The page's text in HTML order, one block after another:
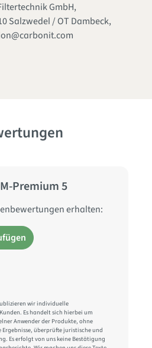
GmbH,
Salzwedel / OT Dambeck,
Premium 5
erhalten:
von 5 von 5 Sternen
wir individuelle
Es handelt sich hierbei um
Anwender der Produkte, ohne
überprüfte juristische und
Es erfolgt von uns keine Bestätigung